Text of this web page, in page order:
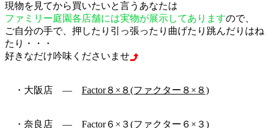
現物を見てから買いたいと言うあなたは
ファミリー庭園各店舗には実物が展示してありますので、
ご自分の手で、押したり引っ張ったり曲げたり跳んだりはね
たり・・・
好きなだけ吟味くださいませ
・大阪店 ― Factor８×８(ファクター８×８)
・奈良店 ― Factor６×３(ファクター６×３)